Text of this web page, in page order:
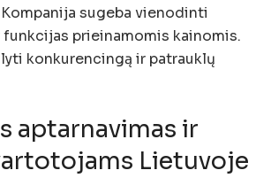
sugeba vienodinti
prieinamomis kainomis.
konkurencingą ir patrauklų
aptarnavimas ir
Lietuvoje